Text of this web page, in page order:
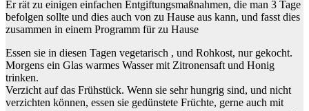
Er rät zu einigen einfachen Entgiftungsmaßnahmen, die man 3 Tage
befolgen sollte und dies auch von zu Hause aus kann, und fasst dies
zusammen in einem Programm für zu Hause
Essen sie in diesen Tagen vegetarisch , und Rohkost, nur gekocht.
Morgens ein Glas warmes Wasser mit Zitronensaft und Honig
trinken.
Verzicht auf das Frühstück. Wenn sie sehr hungrig sind, und nicht
verzichten können, essen sie gedünstete Früchte, gerne auch mit